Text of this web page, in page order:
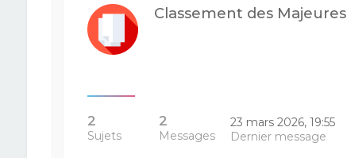
Classement des Majeures
2
Sujets
2
Messages
23 mars 2026, 19:55
Dernier message